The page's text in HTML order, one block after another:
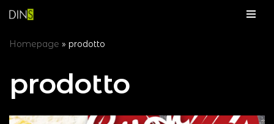
al
Homepage » prodotto
prodotto